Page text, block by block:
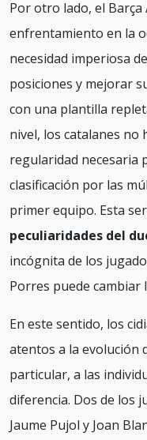
Por otro lado, el Barça
enfrentamiento en la
necesidad imperiosa
posiciones y mejorar
con una plantilla
nivel, los catalanes
regularidad necesaria
clasificación por las
primer equipo. Esta
peculiaridades del
incógnita de los
Porres puede cambiar
En este sentido, los
atentos a la evolución
particular, a las
diferencia. Dos de los
Jaume Pujol y Joan